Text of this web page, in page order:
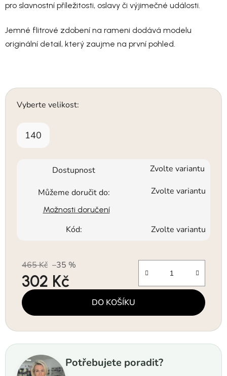
pro slavnostní příležitosti, oslavy či výjimečné události.
Jemné flitrové zdobení na rameni dodává modelu
originální detail, který zaujme na první pohled.
Vyberte velikost:
140
Dostupnost Zvolte variantu
Můžeme doručit do: Zvolte variantu
Možnosti doručení
Kód: Zvolte variantu
465 Kč –35 %
302 Kč
Měrná cena: DO KOŠÍKU
Potřebujete poradit?